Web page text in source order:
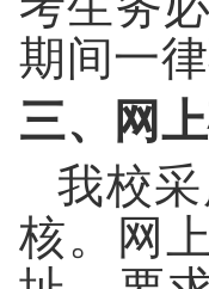
期间一
三、网
我校
核。网